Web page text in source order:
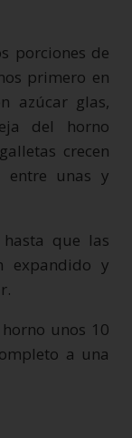
porciones de
primero en
azúcar glas,
del horno
crecen
entre unas y
que las
expandido y
unos 10
a una